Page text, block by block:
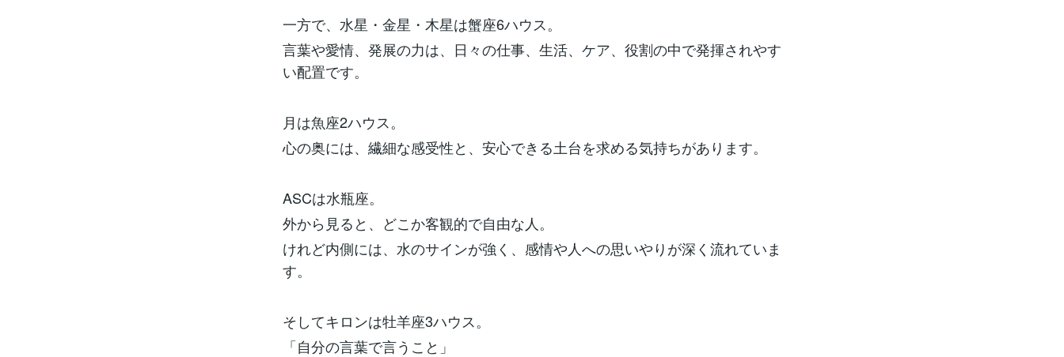
一方で、水星・金星・木星は蟹座6ハウス。
言葉や愛情、発展の力は、日々の仕事、生活、ケア、役割の中で発揮されやす
い配置です。
月は魚座2ハウス。
心の奥には、繊細な感受性と、安心できる土台を求める気持ちがあります。
ASCは水瓶座。
外から見ると、どこか客観的で自由な人。
けれど内側には、水のサインが強く、感情や人への思いやりが深く流れていま
す。
そしてキロンは牡羊座3ハウス。
「自分の言葉で言うこと」